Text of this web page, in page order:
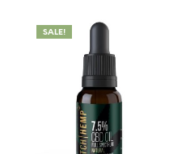
SALE!